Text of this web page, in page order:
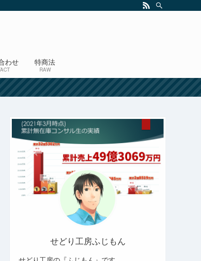
わせ 特商法
RAW
せどり工房ふじもん